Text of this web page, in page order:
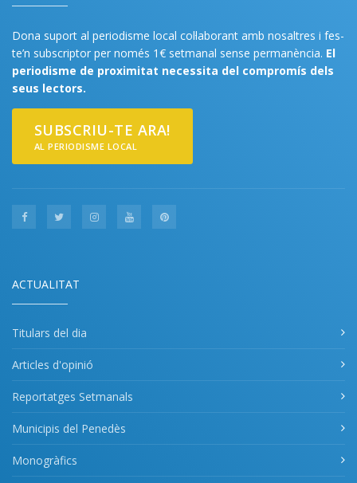
Dona suport al periodisme local col·laborant amb nosaltres i fes-
te’n subscriptor per només 1€ setmanal sense permanència. El
periodisme de proximitat necessita del compromís dels
seus lectors.
SUBSCRIU-TE ARA!
AL PERIODISME LOCAL
ACTUALITAT
Titulars del dia
Articles d'opinió
Reportatges Setmanals
Municipis del Penedès
Monogràfics